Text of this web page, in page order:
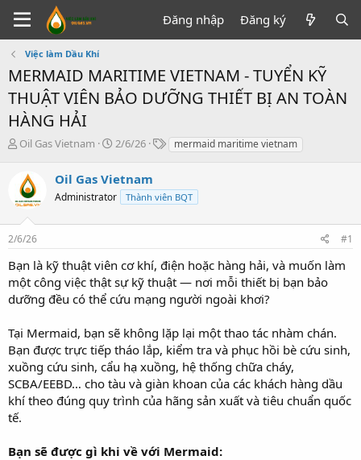
Đăng nhập Đăng ký
Việc làm Dầu Khí
MERMAID MARITIME VIETNAM - TUYỂN KỸ
THUẬT VIÊN BẢO DƯỠNG THIẾT BỊ AN TOÀN
HÀNG HẢI
T
e
a
s
t
r
t
e
Oil Gas Vietnam
N
y
g
i
2/6/26
T
h
ó
mermaid maritime vietnam
Oil Gas Vietnam
Administrator Thành viên BQT
2/6/26 #1
Bạn là kỹ thuật viên cơ khí, điện hoặc hàng hải, và muốn làm
một công việc thật sự kỹ thuật — nơi mỗi thiết bị bạn bảo
dưỡng đều có thể cứu mạng người ngoài khơi?
Tại Mermaid, bạn sẽ không lặp lại một thao tác nhàm chán.
Bạn được trực tiếp tháo lắp, kiểm tra và phục hồi bè cứu sinh,
xuồng cứu sinh, cẩu hạ xuồng, hệ thống chữa cháy,
SCBA/EEBD… cho tàu và giàn khoan của các khách hàng dầu
khí theo đúng quy trình của hãng sản xuất và tiêu chuẩn quốc
tế.
Bạn sẽ được gì khi về với Mermaid: